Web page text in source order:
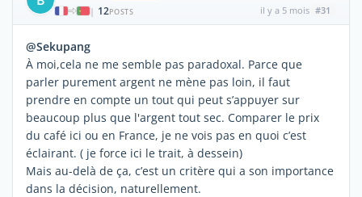
| 12POSTS il y a 5 mois #31
@Sekupang
À moi,cela ne me semble pas paradoxal. Parce que
parler purement argent ne mène pas loin, il faut
prendre en compte un tout qui peut s’appuyer sur
beaucoup plus que l'argent tout sec. Comparer le prix
du café ici ou en France, je ne vois pas en quoi c’est
éclairant. ( je force ici le trait, à dessein)
Mais au-delà de ça, c’est un critère qui a son importance
dans la décision, naturellement.